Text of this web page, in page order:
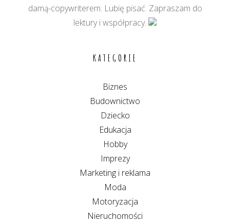
damą-copywriterem. Lubię pisać. Zapraszam do
lektury i współpracy.
KATEGORIE
Biznes
Budownictwo
Dziecko
Edukacja
Hobby
Imprezy
Marketing i reklama
Moda
Motoryzacja
Nieruchomości